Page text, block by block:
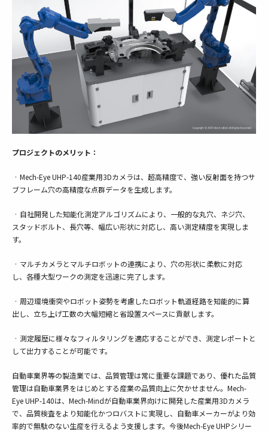
プロジェクトのメリット：
· Mech-Eye UHP-140産業用3Dカメラは、超高精度で、強い反射面を持つサ
ブフレーム穴の高精度な点群データを生成します。
· 自社開発した知能化測定アルゴリズムにより、一般的な丸穴、ネジ穴、
スタッドボルト、長穴等、幅広い形状に対応し、高い測定精度を実現しま
す。
· マルチカメラとマルチロボットの連携により、穴の形状に柔軟に対応
し、各種大型ワークの測定を迅速に完了します。
· 周辺環境衝突やロボット姿勢を考慮したロボット軌道経路を知能的に算
出し、立ち上げ工数の大幅短縮と省設置スペースに貢献します。
· 測定履歴に様々なフィルタリングを適応することができ、測定レポートと
して出力することが可能です。
自動車業界等の製造業では、品質管理は常に重要な課題であり、優れた品質
管理は自動車業界をはじめとする産業の品質向上に欠かせません。Mech-
Eye UHP-140は、Mech-Mindが自動車業界向けに開発した産業用3Dカメラ
で、品質検査をより知能化かつロバストに実現し、自動車メーカーがより効
率的で無駄のない生産を行えるよう支援します。今後Mech-Eye UHPシリー